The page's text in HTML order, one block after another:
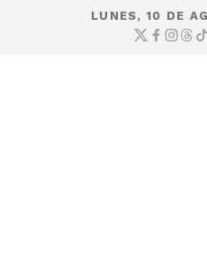
LUNES, 10 DE